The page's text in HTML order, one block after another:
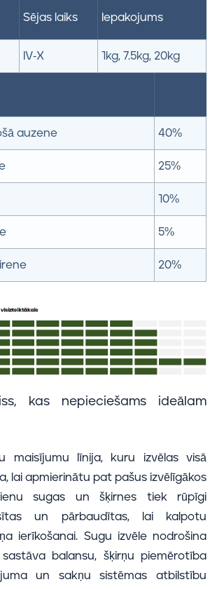
Sējas laiks Iepakojums
IV-X 1kg, 7.5kg, 20kg
auzene 40%
25%
10%
5%
20%
kas nepieciešams ideālam
maisījumu līnija, kuru izvēlas visā
lai apmierinātu pat pašus izvēlīgākos
sugas un šķirnes tiek rūpīgi
un pārbaudītas, lai kalpotu
ierīkošanai. Sugu izvēle nodrošina
balansu, šķirņu piemērotība
un sakņu sistēmas atbilstību